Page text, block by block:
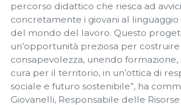
percorso didattico che riesca ad
concretamente i giovani al linguaggio
del mondo del lavoro. Questo
un’opportunità preziosa per
consapevolezza, unendo formazione,
cura per il territorio, in un’ottica di
sociale e futuro sostenibile”, ha
Giovanelli, Responsabile delle